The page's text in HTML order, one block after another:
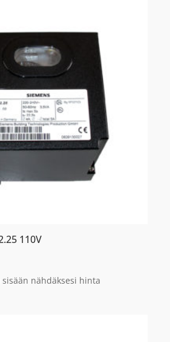
110V
nähdäksesi hinta